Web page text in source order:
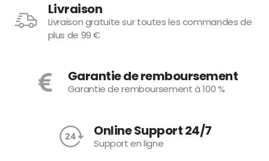
Livraison
Livraison gratuite sur toutes les commandes de
plus de 99 €
Garantie de remboursement
Garantie de remboursement à 100 %
Online Support 24/7
Support en ligne